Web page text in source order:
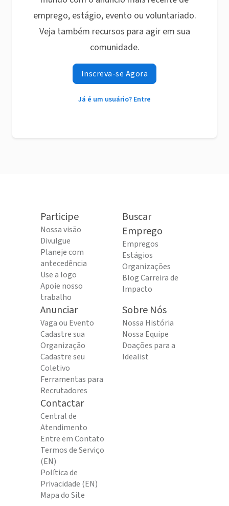
emprego, estágio, evento ou voluntariado.
Veja também recursos para agir em sua
comunidade.
Inscreva-se Agora
Já é um usuário? Entre
Participe
Nossa visão
Divulgue
Planeje com
antecedência
Use a logo
Apoie nosso
trabalho
Buscar
Emprego
Empregos
Estágios
Organizações
Blog Carreira de
Impacto
Anunciar
Vaga ou Evento
Cadastre sua
Organização
Cadastre seu
Coletivo
Ferramentas para
Recrutadores
Sobre Nós
Nossa História
Nossa Equipe
Doações para a
Idealist
Contactar
Central de
Atendimento
Entre em Contato
Termos de Serviço
(EN)
Política de
Privacidade (EN)
Mapa do Site